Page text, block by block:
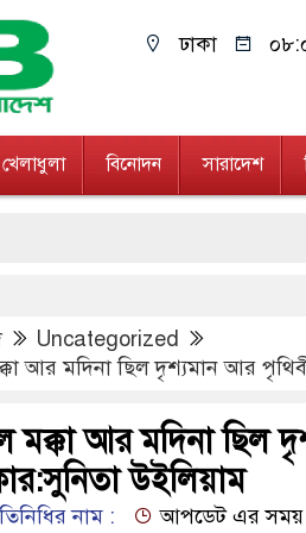
ঢাকা
খেলাধুলা বিনোদন সারাদেশ
Uncategorized
আর মদিনা ছিল দৃশ্যমান আর
মক্কা আর মদিনা ছিল
উইলিয়াম
নাম :
আপডেট এর সময় :